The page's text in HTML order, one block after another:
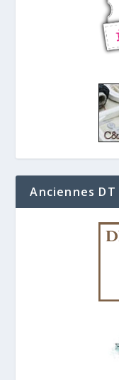
Anciennes DT